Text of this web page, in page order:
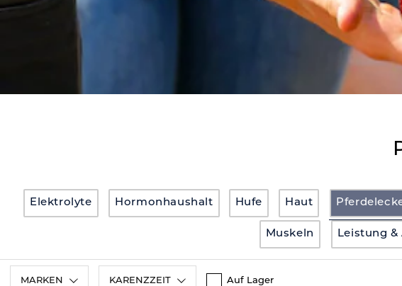
Elektrolyte Hormonhaushalt Hufe Haut
Muskeln Leistung
MARKEN KARENZZEIT Auf Lager